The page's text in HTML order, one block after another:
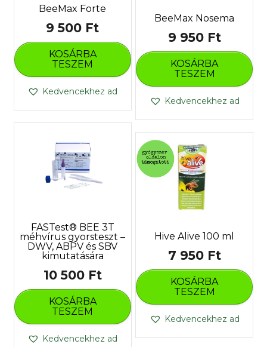
BeeMax Forte
9 500 Ft
KOSÁRBA
TESZEM
Kedvencekhez ad
BeeMax Nosema
9 950 Ft
KOSÁRBA
TESZEM
Kedvencekhez ad
FASTest® BEE 3T
méhvírus gyorsteszt –
DWV, ABPV és SBV
kimutatására
10 500 Ft
KOSÁRBA
TESZEM
Kedvencekhez ad
Hive Alive 100 ml
7 950 Ft
KOSÁRBA
TESZEM
Kedvencekhez ad